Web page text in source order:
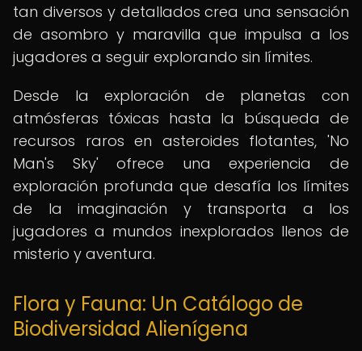
tan diversos y detallados crea una sensación
de asombro y maravilla que impulsa a los
jugadores a seguir explorando sin límites.
Desde la exploración de planetas con
atmósferas tóxicas hasta la búsqueda de
recursos raros en asteroides flotantes, 'No
Man's Sky' ofrece una experiencia de
exploración profunda que desafía los límites
de la imaginación y transporta a los
jugadores a mundos inexplorados llenos de
misterio y aventura.
Flora y Fauna: Un Catálogo de
Biodiversidad Alienígena